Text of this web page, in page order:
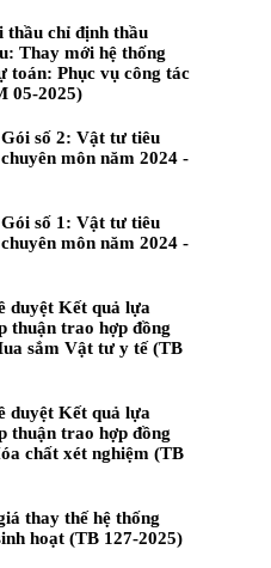
thầu chỉ định thầu
Thay mới hệ thống
toán: Phục vụ công tác
05-2025)
số 2: Vật tư tiêu
môn năm 2024 -
số 1: Vật tư tiêu
môn năm 2024 -
duyệt Kết quả lựa
thuận trao hợp đồng
sắm Vật tư y tế (TB
duyệt Kết quả lựa
thuận trao hợp đồng
chất xét nghiệm (TB
thay thế hệ thống
hoạt (TB 127-2025)